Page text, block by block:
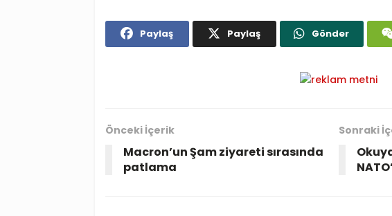
Paylaş Paylaş Gönder
Önceki İçerik
Macron’un Şam ziyareti sırasında
patlama
Sonraki